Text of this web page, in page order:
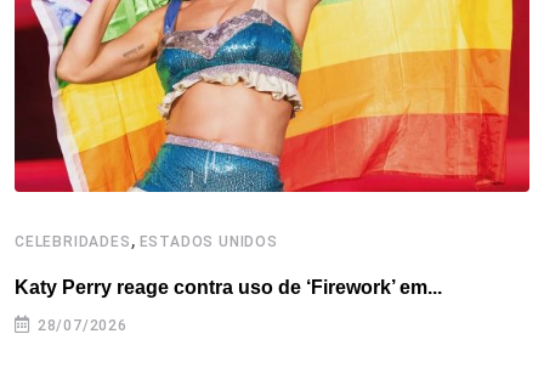
k n s
t
p
CELEBRIDADES , ESTADOS UNIDOS
Katy Perry reage contra uso de ‘Firework’ em...
28/07/2026